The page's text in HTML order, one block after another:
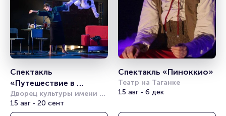
Спектакль
«Путешествие в
космос» (Театр
Комикс)
Дворец культуры имени
Горбунова
15 авг - 20 сент
Театр на Таганке
15 авг - 6 дек